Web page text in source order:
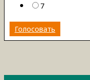
7
Голосовать